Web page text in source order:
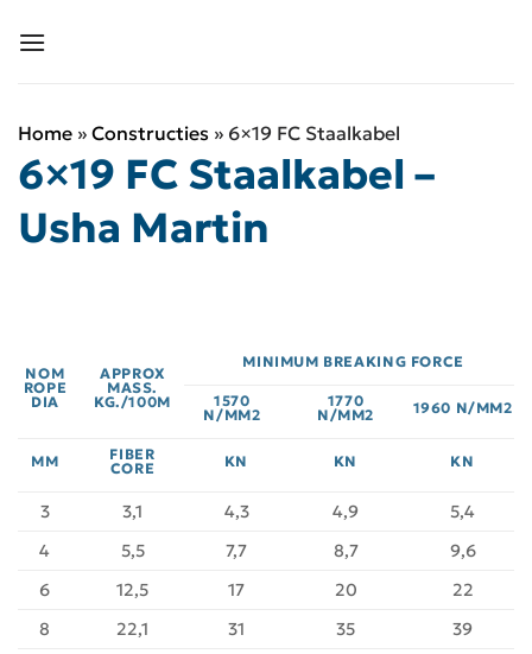
naar
Home » Constructies » 6×19 FC Staalkabel
6×19 FC Staalkabel –
Usha Martin
NOM
ROPE
DIA
APPROX
MASS.
KG./100M
MINIMUM BREAKING FORCE
1570
N/MM2
1770
N/MM2
1960 N/MM2
MM
FIBER
CORE
KN KN KN
3 3,1 4,3 4,9
5,4
4
5,5 7,7 8,7
9,6
6
12,5 17 20
22
8
22,1 31 35
39